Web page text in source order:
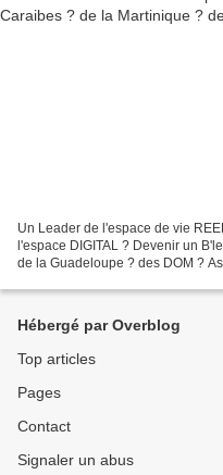
Un Leader de l'espace de vie
l'espace DIGITAL ? Devenir un
de la Guadeloupe ? des DOM ?
Hébergé par Overblog
Top articles
Pages
Contact
Signaler un abus